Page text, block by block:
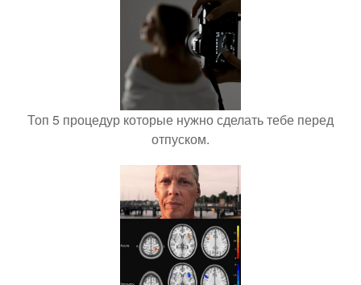
Топ 5 процедур которые нужно сделать тебе перед
отпуском.